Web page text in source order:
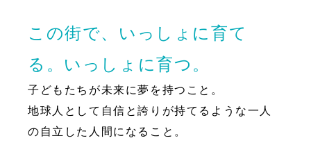
この街で、いっしょに育て
る。いっしょに育つ。
子どもたちが未来に夢を持つこと。
地球人として自信と誇りが持てるような一人
の自立した人間になること。